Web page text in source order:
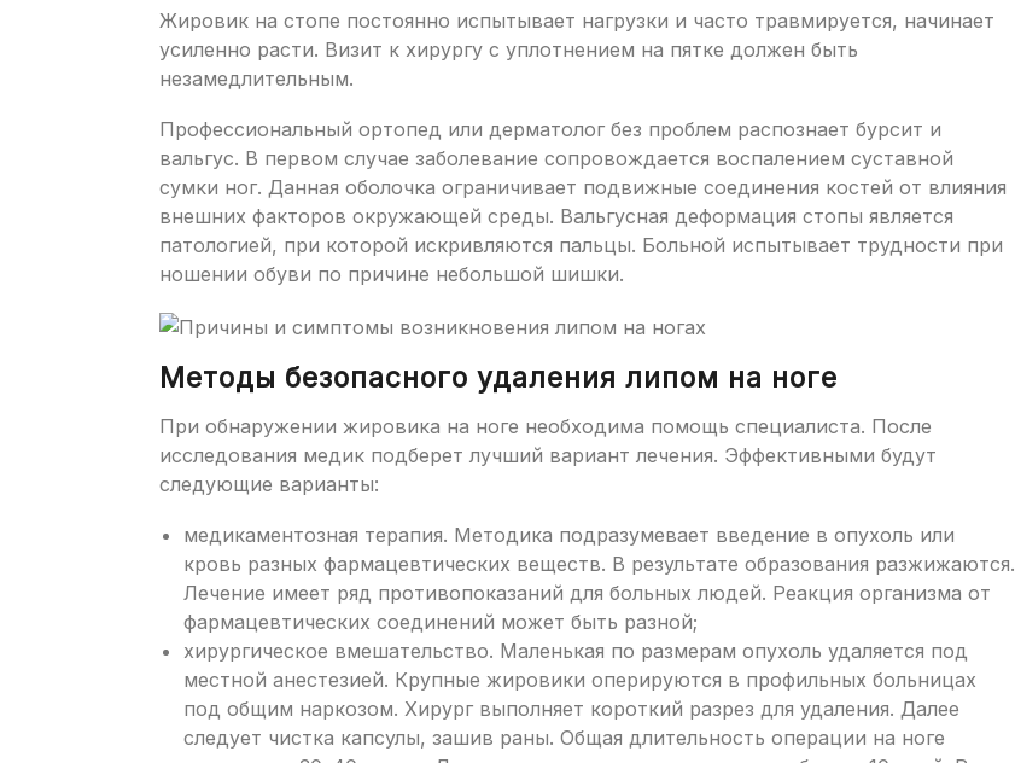
Жировик на стопе постоянно испытывает нагрузки и часто травмируется, начинает
усиленно расти. Визит к хирургу с уплотнением на пятке должен быть
незамедлительным.
Профессиональный ортопед или дерматолог без проблем распознает бурсит и
вальгус. В первом случае заболевание сопровождается воспалением суставной
сумки ног. Данная оболочка ограничивает подвижные соединения костей от влияния
внешних факторов окружающей среды. Вальгусная деформация стопы является
патологией, при которой искривляются пальцы. Больной испытывает трудности при
ношении обуви по причине небольшой шишки.
Методы безопасного удаления липом на ноге
При обнаружении жировика на ноге необходима помощь специалиста. После
исследования медик подберет лучший вариант лечения. Эффективными будут
следующие варианты:
медикаментозная терапия. Методика подразумевает введение в опухоль или
кровь разных фармацевтических веществ. В результате образования разжижаются.
Лечение имеет ряд противопоказаний для больных людей. Реакция организма от
фармацевтических соединений может быть разной;
хирургическое вмешательство. Маленькая по размерам опухоль удаляется под
местной анестезией. Крупные жировики оперируются в профильных больницах
под общим наркозом. Хирург выполняет короткий разрез для удаления. Далее
следует чистка капсулы, зашив раны. Общая длительность операции на ноге